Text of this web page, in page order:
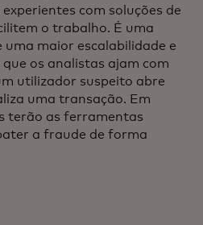
com soluções de
o trabalho. É uma
maior escalabilidade e
os analistas ajam com
utilizador suspeito abre
uma transação. Em
terão as ferramentas
a fraude de forma